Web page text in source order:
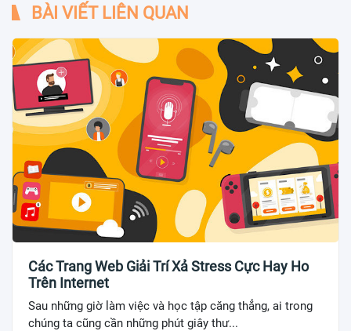
BÀI VIẾT LIÊN QUAN
Các Trang Web Giải Trí Xả Stress Cực Hay Ho
Trên Internet
Sau những giờ làm việc và học tập căng thẳng, ai trong
chúng ta cũng cần những phút giây thư...